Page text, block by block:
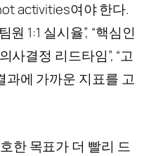
activities여야 한다.
1:1 실시율”, “핵심인
사결정 리드타임”, “고
과에 가까운 지표를 고
한 목표가 더 빨리 드